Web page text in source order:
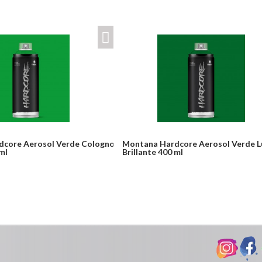
Aerosol Verde Cologno
Montana Hardcore Aerosol Verde
Brillante 400 ml